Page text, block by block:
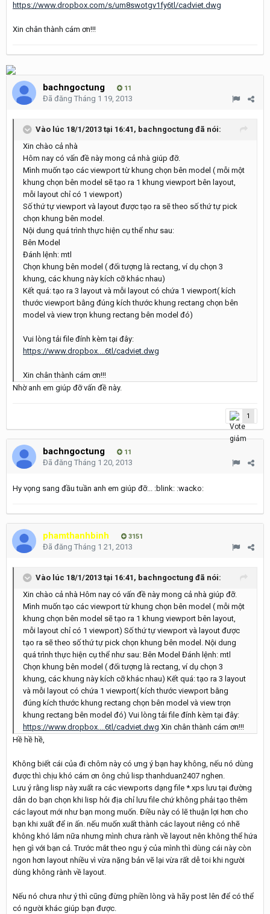
https://www.dropbox.com/s/um8swotgv1fy6tl/cadviet.dwg
Xin chân thành cám ơn!!!
bachngoctung 11
Đã đăng Tháng 1 19, 2013
Vào lúc 18/1/2013 tại 16:41, bachngoctung đã nói:
Xin chào cả nhà
Hôm nay có vấn đề này mong cả nhà giúp đỡ.
Mình muốn tạo các viewport từ khung chọn bên model ( mỗi một
khung chọn bên model sẽ tạo ra 1 khung viewport bên layout,
mỗi layout chỉ có 1 viewport)
Số thứ tự viewport và layout được tạo ra sẽ theo số thứ tự pick
chọn khung bên model.
Nội dung quá trình thực hiện cụ thể như sau:
Bên Model
Đánh lệnh: mtl
Chọn khung bên model ( đối tượng là rectang, ví dụ chọn 3
khung, các khung này kích cỡ khác nhau)
Kết quá: tạo ra 3 layout và mỗi layout có chứa 1 viewport( kích
thước viewport bằng đúng kích thước khung rectang chọn bên
model và view trọn khung rectang bên model đó)
Vui lòng tải file đính kèm tại đây:
https://www.dropbox....6tl/cadviet.dwg
Xin chân thành cám ơn!!!
Nhờ anh em giúp đỡ vấn đề này.
1
bachngoctung 11
Đã đăng Tháng 1 20, 2013
Hy vọng sang đầu tuần anh em giúp đỡ... :blink: :wacko:
phamthanhbinh 3151
Đã đăng Tháng 1 21, 2013
Vào lúc 18/1/2013 tại 16:41, bachngoctung đã nói:
Xin chào cả nhà Hôm nay có vấn đề này mong cả nhà giúp đỡ.
Mình muốn tạo các viewport từ khung chọn bên model ( mỗi một
khung chọn bên model sẽ tạo ra 1 khung viewport bên layout,
mỗi layout chỉ có 1 viewport) Số thứ tự viewport và layout được
tạo ra sẽ theo số thứ tự pick chọn khung bên model. Nội dung
quá trình thực hiện cụ thể như sau: Bên Model Đánh lệnh: mtl
Chọn khung bên model ( đối tượng là rectang, ví dụ chọn 3
khung, các khung này kích cỡ khác nhau) Kết quá: tạo ra 3 layout
và mỗi layout có chứa 1 viewport( kích thước viewport bằng
đúng kích thước khung rectang chọn bên model và view trọn
khung rectang bên model đó) Vui lòng tải file đính kèm tại đây:
https://www.dropbox....6tl/cadviet.dwg Xin chân thành cám ơn!!!
Hề hề hề,
Không biết cái của đi chôm này có ưng ý bạn hay không, nếu nó dùng
được thì chịu khó cám ơn ông chủ lisp thanhduan2407 nghen.
Lưu ý rằng lisp này xuất ra các viewports dạng file *.xps lưu tại đường
dẫn do bạn chọn khi lisp hỏi địa chỉ lưu file chứ không phải tạo thêm
các layout mới như bạn mong muốn. Điều này có lẽ thuận lợi hơn cho
bạn khi xuất để in ấn. nếu muốn xuất thành các layout riêng có nhẽ
không khó lắm nữa nhưng mình chưa rành về layout nên không thể hứa
hẹn gì với bạn cả. Trước mắt theo ngu ý của mình thì dùng cái này còn
ngon hơn layout nhiều vì vừa nặng bản vẽ lại vừa rất dễ toi khi người
dùng không rành về layout.
Nếu nó chưa như ý thì cũng đừng phiền lòng và hãy post lên để có thể
có người khác giúp bạn được.